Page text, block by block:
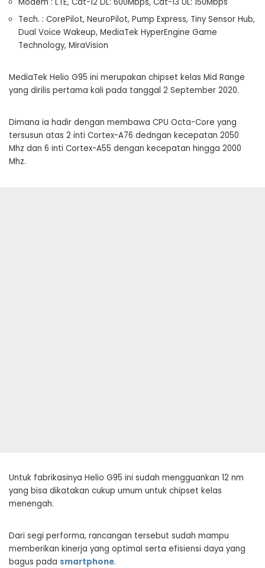
Tech. : CorePilot, NeuroPilot, Pump Express, Tiny Sensor Hub,
Dual Voice Wakeup, MediaTek HyperEngine Game
Technology, MiraVision
MediaTek Helio G95 ini merupakan chipset kelas Mid Range
yang dirilis pertama kali pada tanggal 2 September 2020.
Dimana ia hadir dengan membawa CPU Octa-Core yang
tersusun atas 2 inti Cortex-A76 dedngan kecepatan 2050
Mhz dan 6 inti Cortex-A55 dengan kecepatan hingga 2000
Mhz.
Untuk fabrikasinya Helio G95 ini sudah mengguankan 12 nm
yang bisa dikatakan cukup umum untuk chipset kelas
menengah.
Dari segi performa, rancangan tersebut sudah mampu
memberikan kinerja yang optimal serta efisiensi daya yang
bagus pada smartphone.